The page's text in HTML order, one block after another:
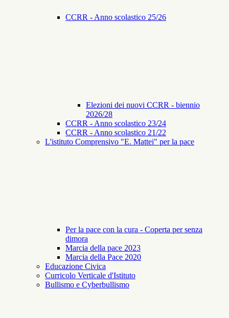
CCRR - Anno scolastico 25/26
Elezioni dei nuovi CCRR - biennio
2026/28
CCRR - Anno scolastico 23/24
CCRR - Anno scolastico 21/22
L'istituto Comprensivo "E. Mattei" per la pace
Per la pace con la cura - Coperta per senza
dimora
Marcia della pace 2023
Marcia della Pace 2020
Educazione Civica
Curricolo Verticale d'Istituto
Bullismo e Cyberbullismo